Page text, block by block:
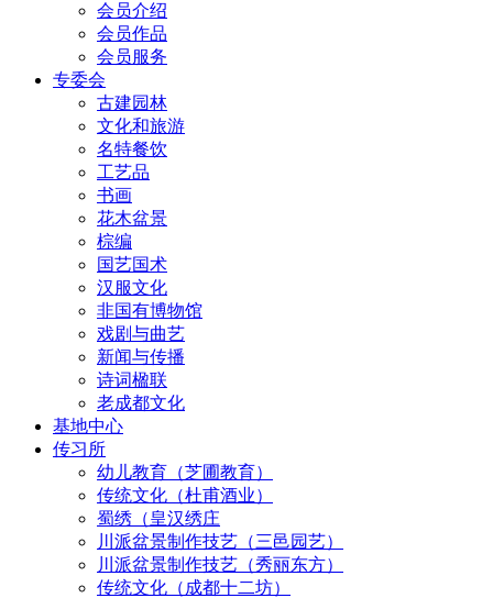
会员介绍
会员作品
会员服务
专委会
古建园林
文化和旅游
名特餐饮
工艺品
书画
花木盆景
棕编
国艺国术
汉服文化
非国有博物馆
戏剧与曲艺
新闻与传播
诗词楹联
老成都文化
基地中心
传习所
幼儿教育（芝圃教育）
传统文化（杜甫酒业）
蜀绣（皇汉绣庄
川派盆景制作技艺（三邑园艺）
川派盆景制作技艺（秀丽东方）
传统文化（成都十二坊）